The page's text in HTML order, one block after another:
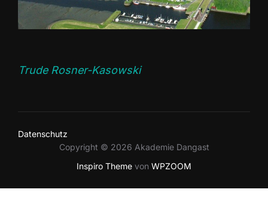
Trude Rosner-Kasowski
Datenschutz
Copyright © 2026 Akademie Dangast
Inspiro Theme von WPZOOM